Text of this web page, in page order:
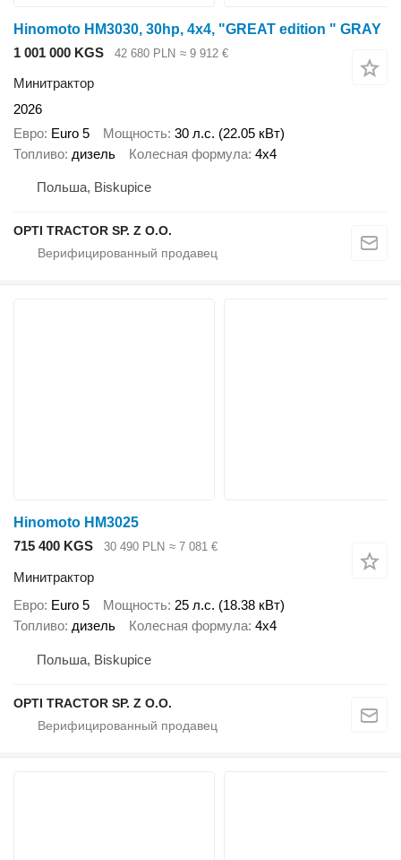
Hinomoto HM3030, 30hp, 4x4, "GREAT edition " GRAY
1 001 000 KGS
42 680 PLN ≈ 9 912 €
Минитрактор
2026
Евро Euro 5 Мощность 30 л.с. (22.05 кВт)
Топливо дизель Колесная формула 4x4
Польша, Biskupice
OPTI TRACTOR SP. Z O.O.
Hinomoto HM3025
715 400 KGS
30 490 PLN ≈ 7 081 €
Минитрактор
Евро Euro 5 Мощность 25 л.с. (18.38 кВт)
Топливо дизель Колесная формула 4x4
Польша, Biskupice
OPTI TRACTOR SP. Z O.O.